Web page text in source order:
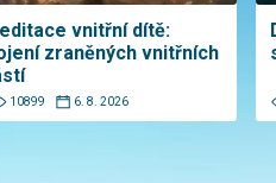
vnitřní dítě:
zraněných vnitřních
10899 6. 8. 2026